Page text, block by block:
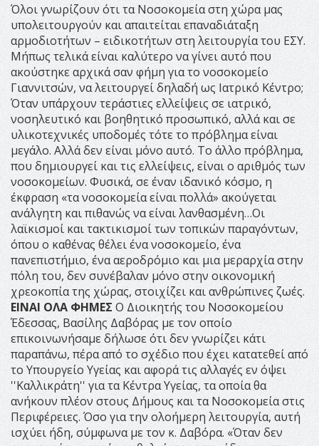
Όλοι γνωρίζουν ότι τα Νοσοκομεία στη χώρα μας
υπολειτουργούν και απαιτείται επαναδιάταξη
αρμοδιοτήτων – ειδικοτήτων στη λειτουργία του ΕΣΥ.
Μήπως τελικά είναι καλύτερο να γίνει αυτό που
ακούστηκε αρχικά σαν φήμη για το νοσοκομείο
Γιαννιτσών, να λειτουργεί δηλαδή ως Ιατρικό Κέντρο;
Όταν υπάρχουν τεράστιες ελλείψεις σε ιατρικό,
νοσηλευτικό και βοηθητικό προσωπικό, αλλά και σε
υλικοτεχνικές υποδομές τότε το πρόβλημα είναι
μεγάλο. Αλλά δεν είναι μόνο αυτό. Το άλλο πρόβλημα,
που δημιουργεί και τις ελλείψεις, είναι ο αριθμός των
νοσοκομείων. Φυσικά, σε έναν ιδανικό κόσμο, η
έκφραση «τα νοσοκομεία είναι πολλά» ακούγεται
ανάλγητη και πιθανώς να είναι λανθασμένη…Οι
λαϊκισμοί και τακτικισμοί των τοπικών παραγόντων,
όπου ο καθένας θέλει ένα νοσοκομείο, ένα
πανεπιστήμιο, ένα αεροδρόμιο και μια μεραρχία στην
πόλη του, δεν συνέβαλαν μόνο στην οικονομική
χρεοκοπία της χώρας, στοιχίζει και ανθρώπινες ζωές.
ΕΙΝΑΙ ΟΛΑ ΦΗΜΕΣ Ο Διοικητής του Νοσοκομείου
Έδεσσας, Βασίλης Δαβόρας με τον οποίο
επικοινωνήσαμε δήλωσε ότι δεν γνωρίζει κάτι
παραπάνω, πέρα από το σχέδιο που έχει κατατεθεί από
το Υπουργείο Υγείας και αφορά τις αλλαγές εν όψει
''Καλλικράτη'' για τα Κέντρα Υγείας, τα οποία θα
ανήκουν πλέον στους Δήμους και τα Νοσοκομεία στις
Περιφέρειες. Όσο για την ολοήμερη λειτουργία, αυτή
ισχύει ήδη, σύμφωνα με τον κ. Δαβόρα. «Όταν δεν